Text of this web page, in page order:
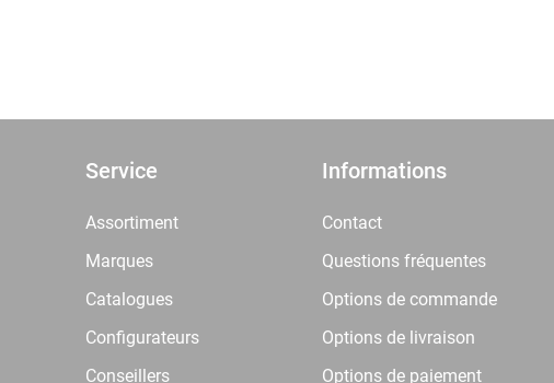
Service
Assortiment
Marques
Catalogues
Configurateurs
Conseillers
Informations
Contact
Questions fréquentes
Options de commande
Options de livraison
Options de paiement